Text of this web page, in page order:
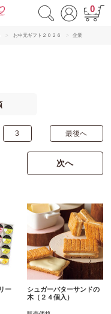
0
お中元ギフト２０２６ 企業
3 最後へ
次へ
ー
シュガーバターサンドの
木（２４個入）